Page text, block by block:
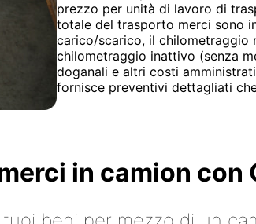
prezzo per unità di lavoro di
totale del trasporto merci sono
carico/scarico, il chilometraggio
chilometraggio inattivo (senza
doganali e altri costi
fornisce preventivi dettagliati
in camion con